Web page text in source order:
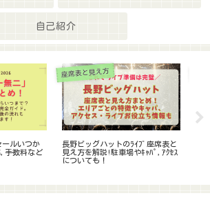
自己紹介
員登録で決
法は?原因を
か⁈
ライブ最新情報
嵐ﾗｲﾌﾞ注釈付き2次受付の当落結
果はいつ/何時?復活当選や一般発
売など今後の展開を予想